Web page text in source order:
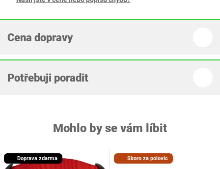
Cena dopravy
Potřebuji poradit
Mohlo by se vám líbit
Doprava zdarma Skoro za polovic